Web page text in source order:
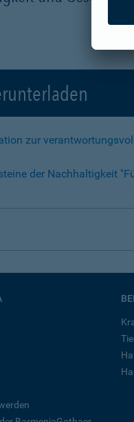
zur
der Nachhaltigkeit